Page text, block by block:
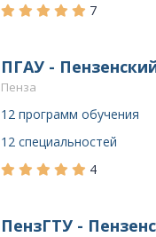
7
ПГАУ -
Пенза
12 программ обучения
12 специальностей
4
ПензГТУ -